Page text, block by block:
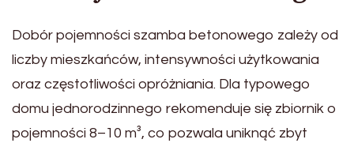
Dobór pojemności szamba betonowego zależy od
liczby mieszkańców, intensywności użytkowania
oraz częstotliwości opróżniania. Dla typowego
domu jednorodzinnego rekomenduje się zbiornik o
pojemności 8–10 m³, co pozwala uniknąć zbyt